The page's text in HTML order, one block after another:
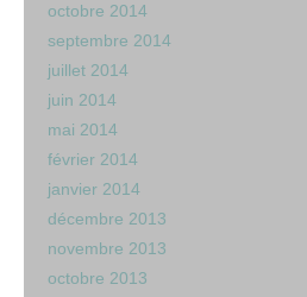
octobre 2014
septembre 2014
juillet 2014
juin 2014
mai 2014
février 2014
janvier 2014
décembre 2013
novembre 2013
octobre 2013